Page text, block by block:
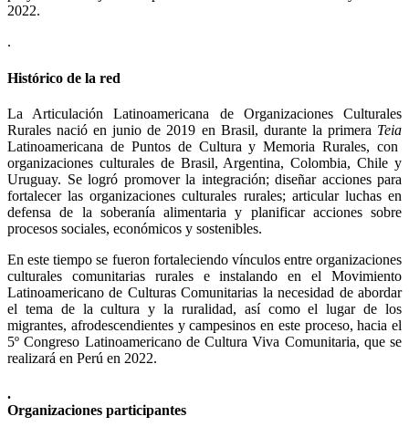
2022.
.
Histórico de la red
La Articulación Latinoamericana de Organizaciones Culturales
Rurales nació en junio de 2019 en Brasil, durante la primera Teia
Latinoamericana de Puntos de Cultura y Memoria Rurales, con
organizaciones culturales de Brasil, Argentina, Colombia, Chile y
Uruguay. Se logró promover la integración; diseñar acciones para
fortalecer las organizaciones culturales rurales; articular luchas en
defensa de la soberanía alimentaria y planificar acciones sobre
procesos sociales, económicos y sostenibles.
En este tiempo se fueron fortaleciendo vínculos entre organizaciones
culturales comunitarias rurales e instalando en el Movimiento
Latinoamericano de Culturas Comunitarias la necesidad de abordar
el tema de la cultura y la ruralidad, así como el lugar de los
migrantes, afrodescendientes y campesinos en este proceso, hacia el
5º Congreso Latinoamericano de Cultura Viva Comunitaria, que se
realizará en Perú en 2022.
.
Organizaciones participantes